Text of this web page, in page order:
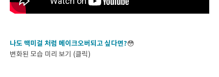
나도 맥미걸 처럼 메이크오버되고 싶다면?😳
변화된 모습 미리 보기 (클릭)